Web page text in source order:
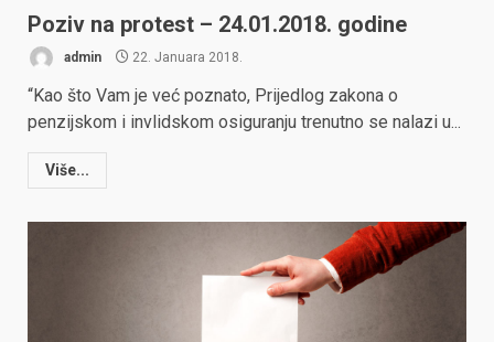
Poziv na protest – 24.01.2018. godine
admin 22. Januara 2018.
“Kao što Vam je već poznato, Prijedlog zakona o
penzijskom i invlidskom osiguranju trenutno se nalazi u...
Više...